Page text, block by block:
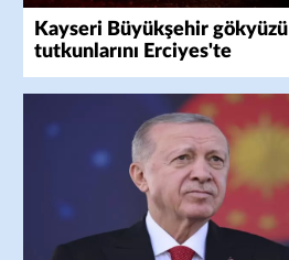
Kayseri Büyükşehir gökyüzü
tutkunlarını Erciyes'te
buluşturacak